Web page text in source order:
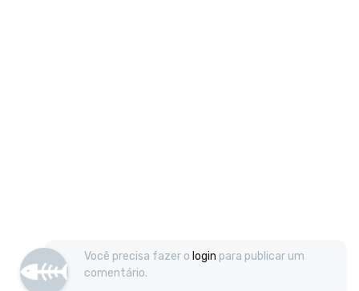
Você precisa fazer o login para publicar um
comentário.